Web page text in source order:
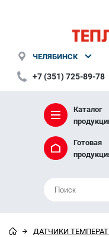
ЧЕЛЯБИНСК
+7 (351) 725-89-78
Каталог
Готовая
ДАТЧИКИ